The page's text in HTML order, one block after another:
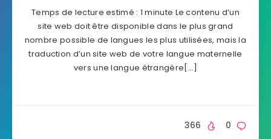
Temps de lecture estimé : 1 minute Le contenu d’un
site web doit être disponible dans le plus grand
nombre possible de langues les plus utilisées, mais la
traduction d’un site web de votre langue maternelle
vers une langue étrangère[…]
0
366